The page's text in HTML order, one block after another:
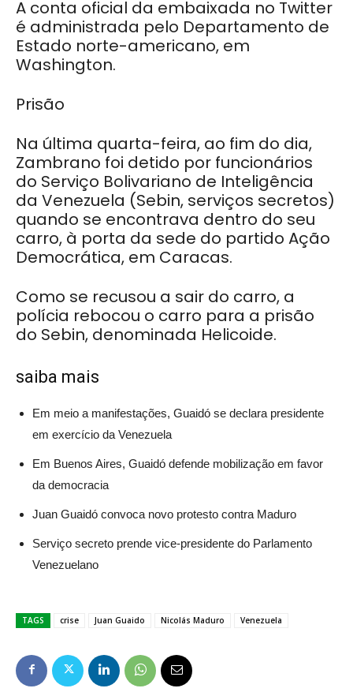
A conta oficial da embaixada no Twitter
é administrada pelo Departamento de
Estado norte-americano, em
Washington.
Prisão
Na última quarta-feira, ao fim do dia,
Zambrano foi detido por funcionários
do Serviço Bolivariano de Inteligência
da Venezuela (Sebin, serviços secretos)
quando se encontrava dentro do seu
carro, à porta da sede do partido Ação
Democrática, em Caracas.
Como se recusou a sair do carro, a
polícia rebocou o carro para a prisão
do Sebin, denominada Helicoide.
saiba mais
Em meio a manifestações, Guaidó se declara presidente
em exercício da Venezuela
Em Buenos Aires, Guaidó defende mobilização em favor
da democracia
Juan Guaidó convoca novo protesto contra Maduro
Serviço secreto prende vice-presidente do Parlamento
Venezuelano
TAGS crise Juan Guaido Nicolás Maduro Venezuela